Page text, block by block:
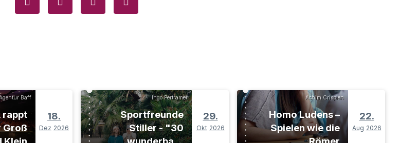
Baff
rappt
Groß
18.
Dez 2026
Ingo Pertramer
Sportfreunde
Stiller - "30
29.
Okt 2026
Achim Crispien
Homo Ludens –
Spielen wie die
22.
Aug 2026